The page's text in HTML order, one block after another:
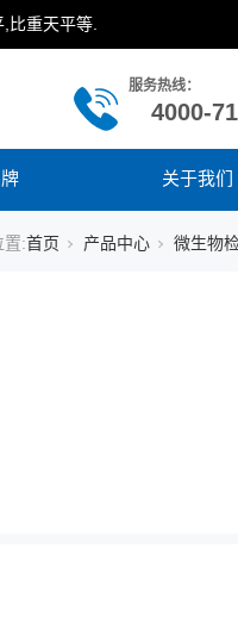
比重天平等.
服务热线：
4000-
关于我们
置:首页 产品中心 微生物